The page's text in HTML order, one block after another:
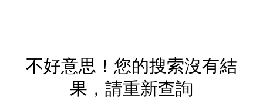
不好意思！您的搜索沒有結
果，請重新查詢